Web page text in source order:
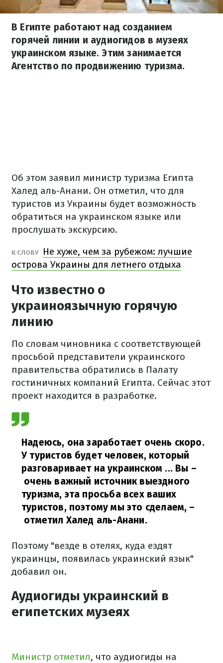
В Египте работают над созданием
горячей линии и аудиогидов в музеях
украинском языке. Этим занимается
Агентство по продвижению туризма.
Об этом заявил министр туризма Египта
Халед аль-Анани. Он отметил, что для
туристов из Украины будет возможность
обратиться на украинском языке или
прослушать экскурсию.
К СЛОВУ
Не хуже, чем за рубежом: лучшие
острова Украины для летнего отдыха
Что известно о
украиноязычную горячую
линию
По словам чиновника с соответствующей
просьбой представители украинского
правительства обратились в Палату
гостиничных компаний Египта. Сейчас этот
проект находится в разработке.
Надеюсь, она заработает очень скоро.
У туристов будет человек, который
разговаривает на украинском ... Вы –
очень важный источник выездного
туризма, эта просьба всех ваших
туристов, поэтому мы это сделаем, –
отметил Халед аль-Анани.
Поэтому "везде в отелях, куда ездят
украинцы, появилась украинский язык"
добавил он.
Аудиогиды украинский в
египетских музеях
Министр отметил, что аудиогиды на